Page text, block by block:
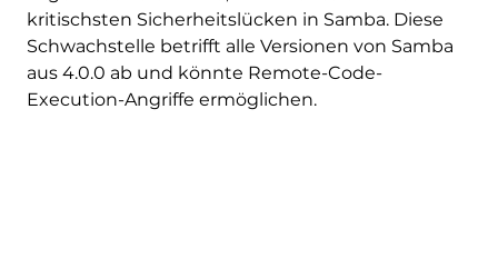
kritischsten Sicherheitslücken in Samba. Diese
Schwachstelle betrifft alle Versionen von Samba
aus 4.0.0 ab und könnte Remote-Code-
Execution-Angriffe ermöglichen.